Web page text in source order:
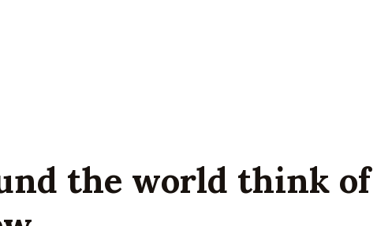
the world think of